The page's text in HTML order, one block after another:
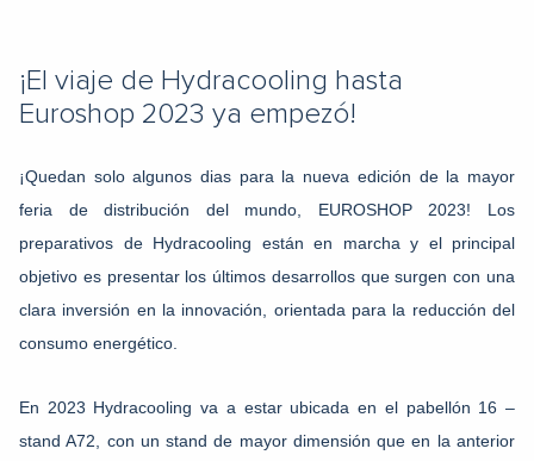
¡El viaje de Hydracooling hasta
Euroshop 2023 ya empezó!
¡Quedan solo algunos dias para la nueva edición de la mayor
feria de distribución del mundo, EUROSHOP 2023! Los
preparativos de Hydracooling están en marcha y el principal
objetivo es presentar los últimos desarrollos que surgen con una
clara inversión en la innovación, orientada para la reducción del
consumo energético.
En 2023 Hydracooling va a estar ubicada en el pabellón 16 –
stand A72, con un stand de mayor dimensión que en la anterior